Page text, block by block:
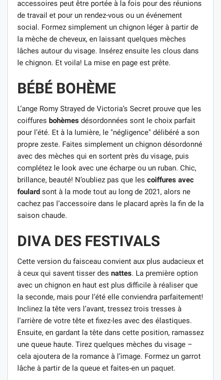
accessoires peut être portée à la fois pour des réunions
de travail et pour un rendez-vous ou un événement
social. Formez simplement un chignon léger à partir de
la mèche de cheveux, en laissant quelques mèches
lâches autour du visage. Insérez ensuite les clous dans
le chignon. Et voila! La mise en page est prête.
BÉBÉ BOHÈME
L’ange Romy Strayed de Victoria’s Secret prouve que les
coiffures bohèmes désordonnées sont le choix parfait
pour l’été. Et à la lumière, le "négligence" délibéré a son
propre zeste. Faites simplement un chignon désordonné
avec des mèches qui en sortent près du visage, puis
complétez le look avec une écharpe ou un ruban. Chic,
brillance, beauté! N’oubliez pas que les coiffures avec
foulard sont à la mode tout au long de 2021, alors ne
cachez pas l’accessoire dans le placard après la fin de la
saison chaude.
DIVA DES FESTIVALS
Cette version du faisceau convient aux plus audacieux et
à ceux qui savent tisser des nattes. La première option
avec un chignon en haut est plus difficile à réaliser que
la seconde, mais pour l’été elle conviendra parfaitement!
Inclinez la tête vers l’avant, tressez trois tresses à
l’arrière de votre tête et fixez-les avec des élastiques.
Ensuite, en gardant la tête dans cette position, ramassez
une queue haute. Tirez quelques mèches du visage –
cela ajoutera de la romance à l’image. Formez un garrot
lâche à partir de la queue et faites-en un paquet.